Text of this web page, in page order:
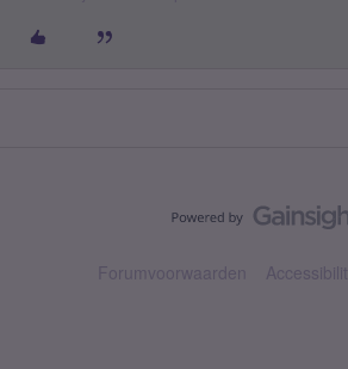
Forumvoorwaarden